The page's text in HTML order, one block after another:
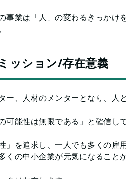
事業は「人」の変わるきっか
ッション/存在意義
ー、人材のメンターとなり、人
可能性は無限である」と確信して
」を追求し、一人でも多くの雇
くの中小企業が元気になること